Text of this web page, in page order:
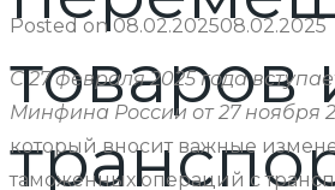
товаров
Posted on08.02.202508.02.2025
С 27 февраля 2025 года
Минфина России от 27 ноября
который вносит важные
таможенных операций с